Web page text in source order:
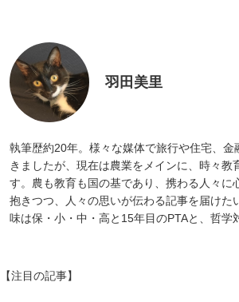
羽田美里
執筆歴約20年。様々な媒体で旅行や住宅、金
きましたが、現在は農業をメインに、時々教
す。農も教育も国の基であり、携わる人々に
抱きつつ、人々の思いが伝わる記事を届けた
味は保・小・中・高と15年目のPTAと、哲学
【注目の記事】